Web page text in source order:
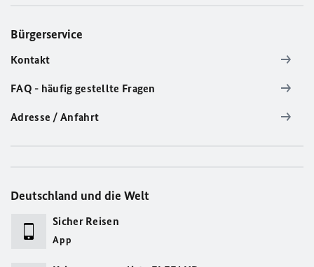
Bürgerservice
Kontakt
FAQ - häufig gestellte Fragen
Adresse / Anfahrt
Deutschland und die Welt
Sicher Reisen
App